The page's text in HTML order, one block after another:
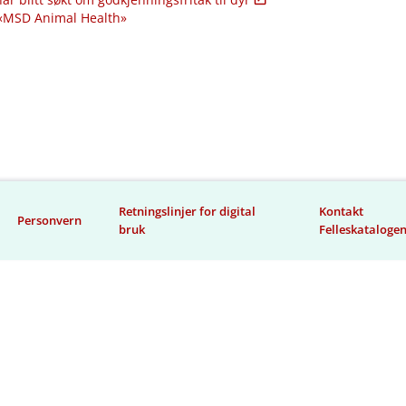
Animal Health»
Personvern
Retningslinjer for digital
bruk
Kontakt
Felleskatalogen